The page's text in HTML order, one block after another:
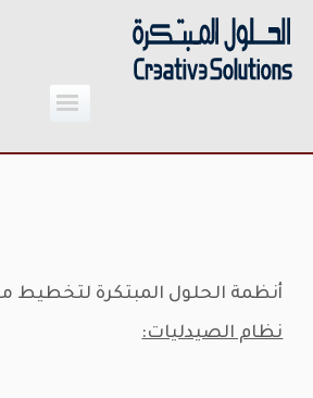
أنظمة الحلول المبتكرة لتخطيط
نظام الصيدليات: